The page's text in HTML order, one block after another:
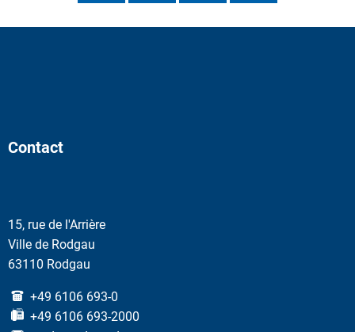
Contact
15, rue de l'Arrière
Ville de Rodgau
63110 Rodgau
+49 6106 693-0
+49 6106 693-2000